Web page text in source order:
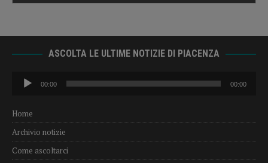
ASCOLTA LE ULTIME NOTIZIE DI PIACENZA
Audio
Player
00:00 00:00
Home
Archivio notizie
Come ascoltarci